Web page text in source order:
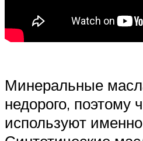
Минеральные
недорого, поэтому
используют